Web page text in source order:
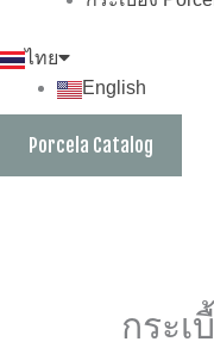
ไทย
English
Porcela Catalog
กระ